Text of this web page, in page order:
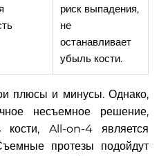
риск выпадения,
не
останавливает
убыль кости.
плюсы и минусы. Однако,
несъемное решение,
All-on-4 является
протезы подойдут